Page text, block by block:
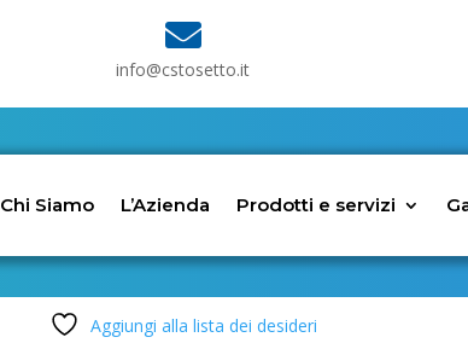

info@cstosetto.it
Chi Siamo L’Azienda Prodotti e servizi
Aggiungi alla lista dei desideri